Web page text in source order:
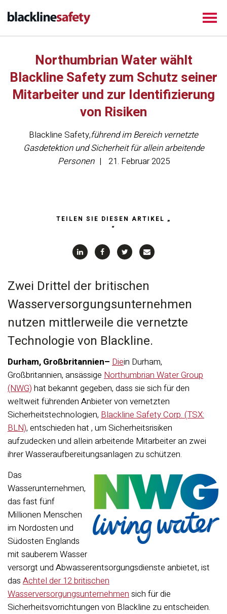
Northumbrian Water wählt
Blackline Safety zum Schutz seiner
Mitarbeiter und zur Identifizierung
von Risiken
Blackline Safety,führend im Bereich vernetzte
Gasdetektion und Sicherheit für allein arbeitende
Personen
21. Februar 2025
TEILEN SIE DIESEN ARTIKEL „
“
Zwei Drittel der britischen
Wasserversorgungsunternehmen
nutzen mittlerweile die vernetzte
Technologie von Blackline.
Durham, Großbritannien– Diein Durham,
Großbritannien, ansässige Northumbrian Water Group
(NWG) hat bekannt gegeben, dass sie sich für den
weltweit führenden Anbieter von vernetzten
Sicherheitstechnologien, Blackline Safety Corp. (TSX:
BLN), entschieden hat , um Sicherheitsrisiken
aufzudecken und allein arbeitende Mitarbeiter an zwei
ihrer Wasseraufbereitungsanlagen zu schützen.
Das
Wasserunternehmen,
das fast fünf
Millionen Menschen
im Nordosten und
Südosten Englands
mit sauberem Wasser
versorgt und Abwasserentsorgungsdienste anbietet, ist
das Achtel der 12 britischen
Wasserversorgungsunternehmensich für die
Sicherheitsvorrichtungen von Blackline zu entscheiden.